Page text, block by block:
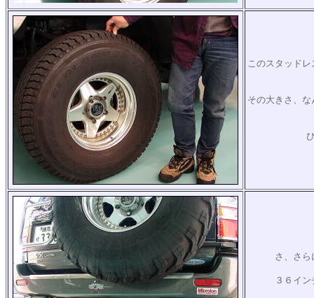
このスタッド
その大きさ、
さ、さら
３６イ